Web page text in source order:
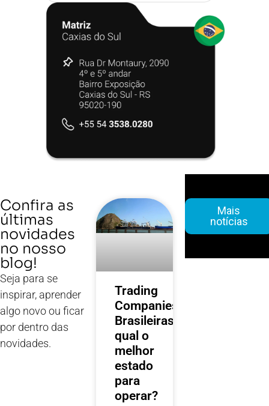
Confira as
últimas
novidades
no nosso
blog!
Seja para se
inspirar, aprender
algo novo ou ficar
por dentro das
novidades.
Trading
Companies
Brasileiras:
qual o
melhor
estado
para
operar?
Mais
notícias